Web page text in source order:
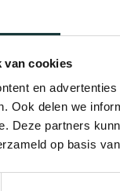
van cookies
en
Ook delen we
Deze partners
op basis